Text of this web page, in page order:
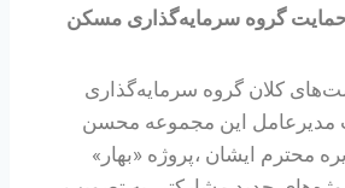
حمایت گروه سرمایه‌گذاری مسکن
کلان گروه سرمایه‌گذاری
مدیرعامل این مجموعه محسن
محترم ایشان ،پروژه «بهار»